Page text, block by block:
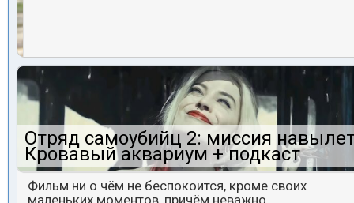
Отряд самоубийц 2: миссия
Кровавый аквариум + подкаст
Фильм ни о чём не беспокоится, кроме своих